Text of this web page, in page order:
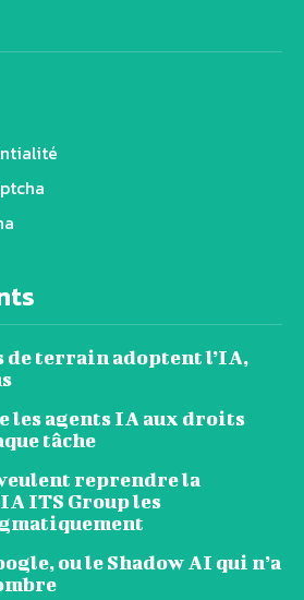
de terrain adoptent l’IA,
les agents IA aux droits
tâche
reprendre la
ITS Group les
ou le Shadow AI qui n’a